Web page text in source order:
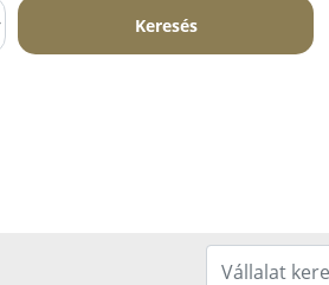
Keresés